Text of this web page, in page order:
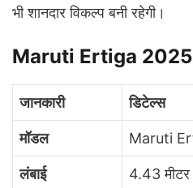
भी शानदार विकल्प बनी रहेगी।
Maruti Ertiga 2025
जानकारी डिटेल्स
मॉडल Maruti
लंबाई 4.43